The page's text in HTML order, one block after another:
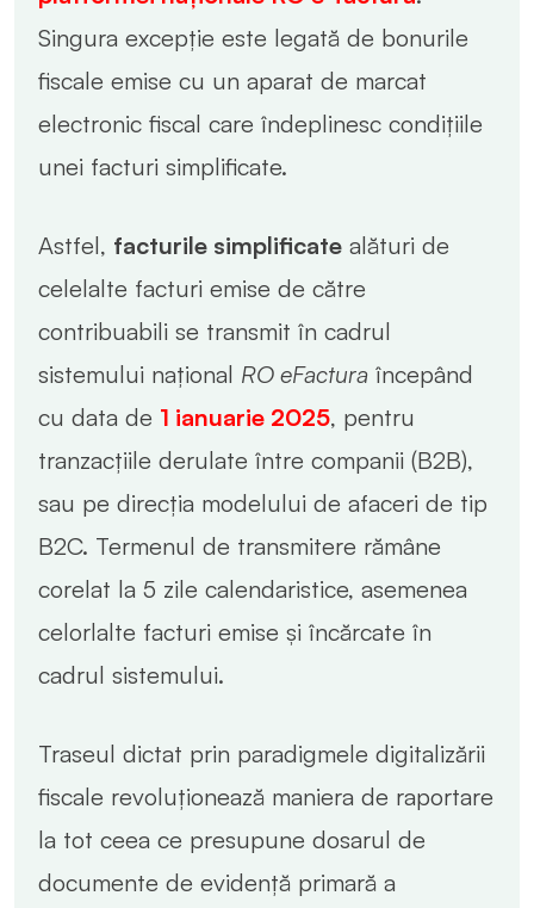
Singura excepție este legată de bonurile
fiscale emise cu un aparat de marcat
electronic fiscal care îndeplinesc condițiile
unei facturi simplificate.
Astfel, facturile simplificate alături de
celelalte facturi emise de către
contribuabili se transmit în cadrul
sistemului național RO eFactura începând
cu data de 1 ianuarie 2025, pentru
tranzacțiile derulate între companii (B2B),
sau pe direcția modelului de afaceri de tip
B2C. Termenul de transmitere rămâne
corelat la 5 zile calendaristice, asemenea
celorlalte facturi emise și încărcate în
cadrul sistemului.
Traseul dictat prin paradigmele digitalizării
fiscale revoluționează maniera de raportare
la tot ceea ce presupune dosarul de
documente de evidență primară a